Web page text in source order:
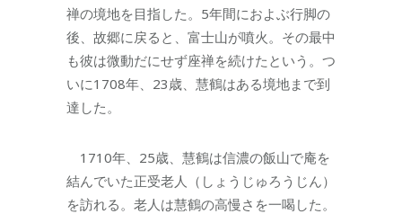
禅の境地を目指した。5年間におよぶ行脚の
後、故郷に戻ると、富士山が噴火。その最中
も彼は微動だにせず座禅を続けたという。つ
いに1708年、23歳、慧鶴はある境地まで到
達した。
1710年、25歳、慧鶴は信濃の飯山で庵を
結んでいた正受老人（しょうじゅろうじん）
を訪れる。老人は慧鶴の高慢さを一喝した。